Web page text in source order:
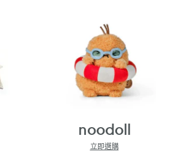
noodoll
立即選購